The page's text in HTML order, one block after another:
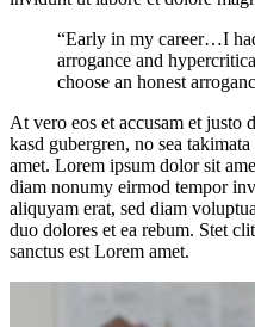
“Early in my career…I
arrogance and
choose an honest
At vero eos et accusam et justo
kasd gubergren, no sea
amet. Lorem ipsum dolor sit
diam nonumy eirmod tempor
aliquyam erat, sed diam
duo dolores et ea rebum. Stet
sanctus est Lorem amet.